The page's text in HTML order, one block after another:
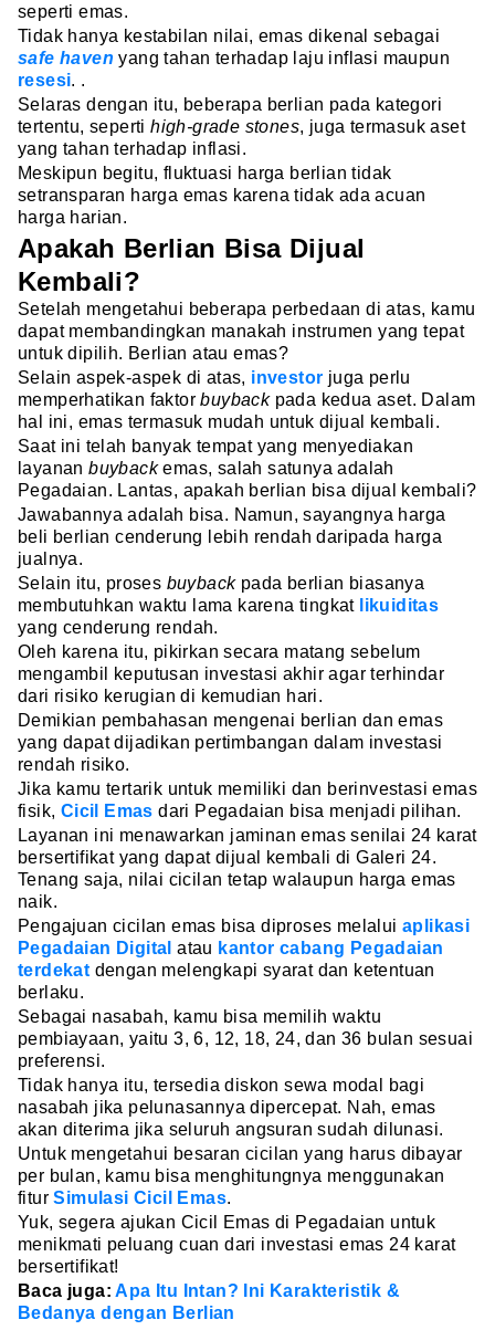
seperti emas.
Tidak hanya kestabilan nilai, emas dikenal sebagai
safe haven yang tahan terhadap laju inflasi maupun
resesi. .
Selaras dengan itu, beberapa berlian pada kategori
tertentu, sepertihigh-grade stones, juga termasuk aset
yang tahan terhadap inflasi.
Meskipun begitu, fluktuasi harga berlian tidak
setransparan harga emas karena tidak ada acuan
harga harian.
Apakah Berlian Bisa Dijual
Kembali?
Setelah mengetahui beberapa perbedaan di atas, kamu
dapat membandingkan manakah instrumen yang tepat
untuk dipilih. Berlian atau emas?
Selain aspek-aspek di atas, investor juga perlu
memperhatikan faktorbuybackpada kedua aset. Dalam
hal ini, emas termasuk mudah untuk dijual kembali.
Saat ini telah banyak tempat yang menyediakan
layananbuybackemas, salah satunya adalah
Pegadaian. Lantas, apakah berlian bisa dijual kembali?
Jawabannya adalah bisa. Namun, sayangnya harga
beli berlian cenderung lebih rendah daripada harga
jualnya.
Selain itu, proses buybackpada berlian biasanya
membutuhkan waktu lama karena tingkat likuiditas
yang cenderung rendah.
Oleh karena itu, pikirkan secara matang sebelum
mengambil keputusan investasi akhir agar terhindar
dari risiko kerugian di kemudian hari.
Demikian pembahasan mengenai berlian dan emas
yang dapat dijadikan pertimbangan dalam investasi
rendah risiko.
Jika kamu tertarik untuk memiliki dan berinvestasi emas
fisik, Cicil Emas dari Pegadaian bisa menjadi pilihan.
Layanan ini menawarkan jaminan emas senilai 24 karat
bersertifikat yang dapat dijual kembali di Galeri 24.
Tenang saja, nilai cicilan tetap walaupun harga emas
naik.
Pengajuan cicilan emas bisa diproses melalui aplikasi
Pegadaian Digital atau kantor cabang Pegadaian
terdekat dengan melengkapi syarat dan ketentuan
berlaku.
Sebagai nasabah, kamu bisa memilih waktu
pembiayaan, yaitu 3, 6, 12, 18, 24, dan 36 bulan sesuai
preferensi.
Tidak hanya itu, tersedia diskon sewa modal bagi
nasabah jika pelunasannya dipercepat. Nah, emas
akan diterima jika seluruh angsuran sudah dilunasi.
Untuk mengetahui besaran cicilan yang harus dibayar
per bulan, kamu bisa menghitungnya menggunakan
fiturSimulasi Cicil Emas.
Yuk, segera ajukan Cicil Emas di Pegadaian untuk
menikmati peluang cuan dari investasi emas 24 karat
bersertifikat!
Baca juga:Apa Itu Intan? Ini Karakteristik &
Bedanya dengan Berlian